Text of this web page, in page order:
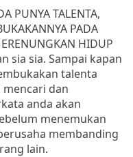
PUNYA TALENTA,
PADA
HIDUP
sia sia. Sampai kapan
talenta
mencari dan
anda akan
menemukan
membanding
lain.